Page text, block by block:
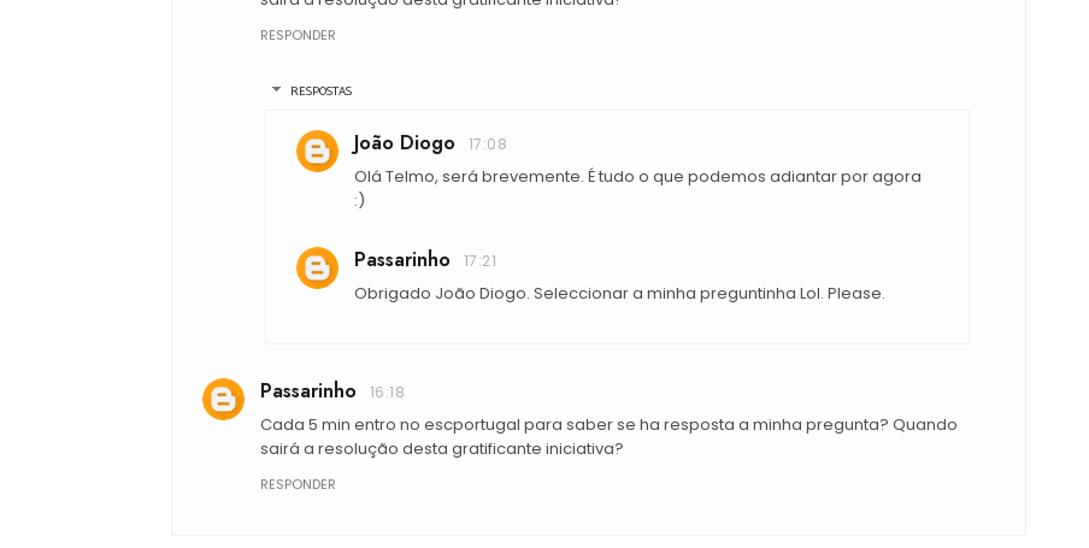
RESPONDER
RESPOSTAS
João Diogo 17:08
Olá Telmo, será brevemente. É tudo o que podemos adiantar por agora
:)
Passarinho 17:21
Obrigado João Diogo. Seleccionar a minha preguntinha Lol. Please.
Passarinho 16:18
Cada 5 min entro no escportugal para saber se ha resposta a minha pregunta? Quando
sairá a resolução desta gratificante iniciativa?
RESPONDER